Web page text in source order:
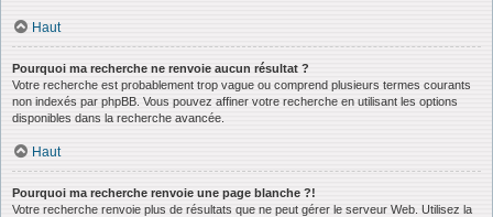
Haut
Pourquoi ma recherche ne renvoie aucun résultat ?
Votre recherche est probablement trop vague ou comprend plusieurs termes courants
non indexés par phpBB. Vous pouvez affiner votre recherche en utilisant les options
disponibles dans la recherche avancée.
Haut
Pourquoi ma recherche renvoie une page blanche ?!
Votre recherche renvoie plus de résultats que ne peut gérer le serveur Web. Utilisez la